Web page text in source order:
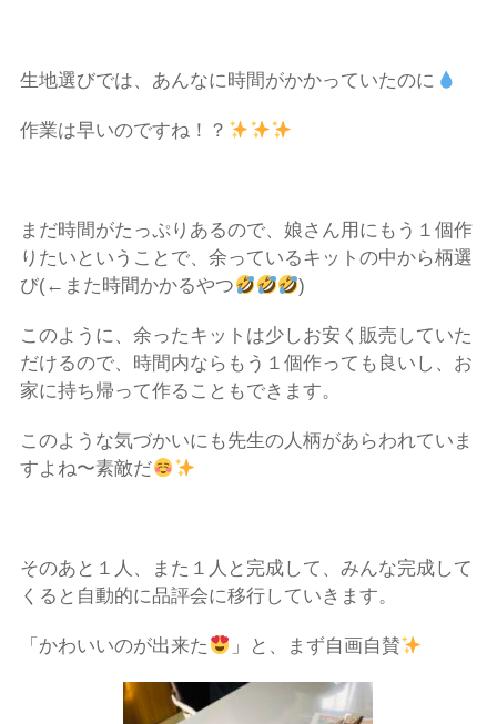
生地選びでは、あんなに時間がかかっていたのに
作業は早いのですね！？
まだ時間がたっぷりあるので、娘さん用にもう１個作
りたいということで、余っているキットの中から柄選
び(← また時間かかるやつ )
このように、余ったキットは少しお安く販売していた
だけるので、時間内ならもう１個作っても良いし、お
家に持ち帰って作ることもできます。
このような気づかいにも先生の人柄があらわれていま
すよね〜素敵だ
そのあと１人、また１人と完成して、みんな完成して
くると自動的に品評会に移行していきます。
「かわいいのが出来た 」と、まず自画自賛